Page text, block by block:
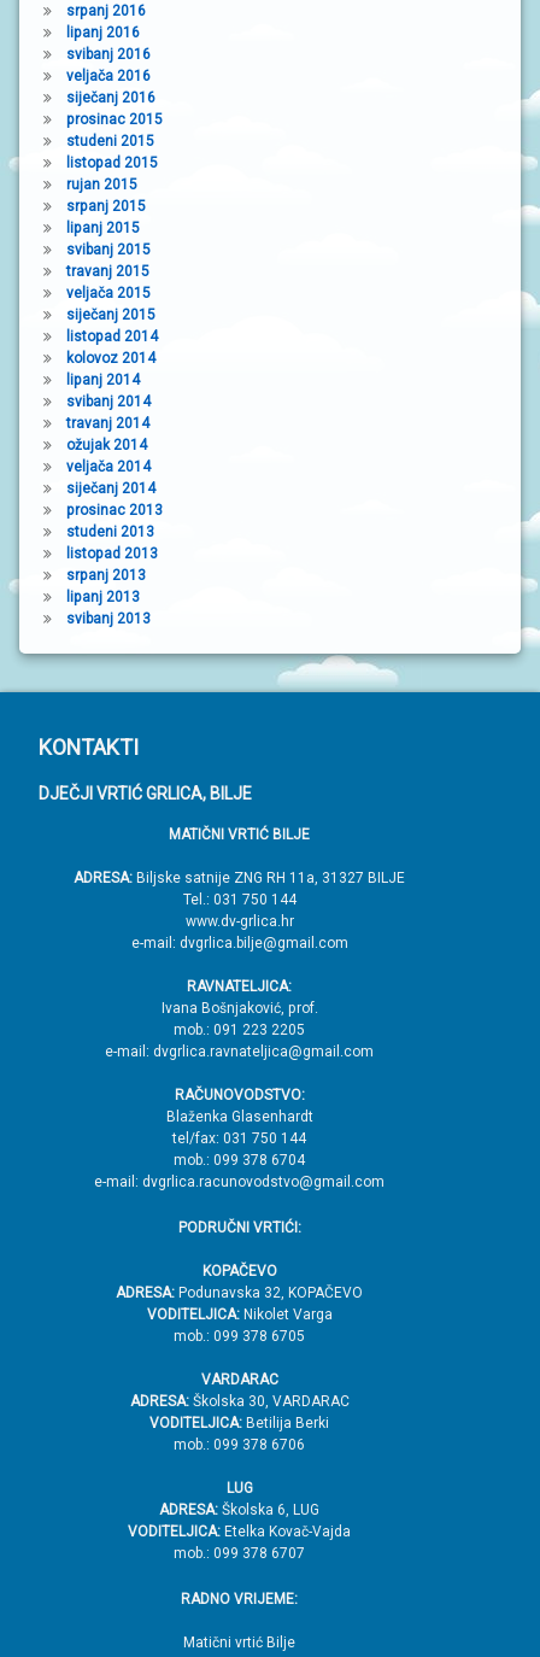
srpanj 2016
lipanj 2016
svibanj 2016
veljača 2016
siječanj 2016
prosinac 2015
studeni 2015
listopad 2015
rujan 2015
srpanj 2015
lipanj 2015
svibanj 2015
travanj 2015
veljača 2015
siječanj 2015
listopad 2014
kolovoz 2014
lipanj 2014
svibanj 2014
travanj 2014
ožujak 2014
veljača 2014
siječanj 2014
prosinac 2013
studeni 2013
listopad 2013
srpanj 2013
lipanj 2013
svibanj 2013
P
o
KONTAKTI
DJEČJI VRTIĆ GRLICA, BILJE
MATIČNI VRTIĆ BILJE
ADRESA: Biljske satnije ZNG RH 11a, 31327 BILJE
Tel.: 031 750 144
www.dv-grlica.hr
e-mail: dvgrlica.bilje@gmail.com
RAVNATELJICA:
Ivana Bošnjaković, prof.
mob.: 091 223 2205
e-mail: dvgrlica.ravnateljica@gmail.com
RAČUNOVODSTVO:
Blaženka Glasenhardt
tel/fax: 031 750 144
mob.: 099 378 6704
e-mail: dvgrlica.racunovodstvo@gmail.com
PODRUČNI VRTIĆI:
KOPAČEVO
ADRESA: Podunavska 32, KOPAČEVO
VODITELJICA:Nikolet Varga
mob.: 099 378 6705
VARDARAC
ADRESA:Školska 30, VARDARAC
VODITELJICA: Betilija Berki
mob.: 099 378 6706
LUG
ADRESA: Školska 6, LUG
VODITELJICA: Etelka Kovač-Vajda
mob.: 099 378 6707
RADNO VRIJEME:
Matični vrtić Bilje